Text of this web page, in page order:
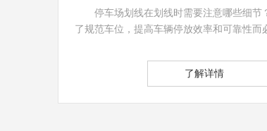
停车场划线在划线时需要注意哪些细节
了规范车位，提高车辆停放效率和可靠性
了解详情